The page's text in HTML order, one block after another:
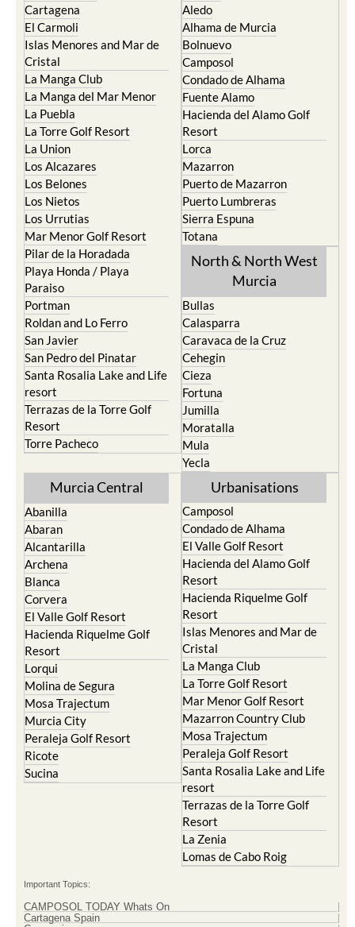
Cartagena
El Carmoli
Islas Menores and Mar de
Cristal
La Manga Club
La Manga del Mar Menor
La Puebla
La Torre Golf Resort
La Union
Los Alcazares
Los Belones
Los Nietos
Los Urrutias
Mar Menor Golf Resort
Pilar de la Horadada
Playa Honda / Playa
Paraiso
Portman
Roldan and Lo Ferro
San Javier
San Pedro del Pinatar
Santa Rosalia Lake and Life
resort
Terrazas de la Torre Golf
Resort
Torre Pacheco
Aledo
Alhama de Murcia
Bolnuevo
Camposol
Condado de Alhama
Fuente Alamo
Hacienda del Alamo Golf
Resort
Lorca
Mazarron
Puerto de Mazarron
Puerto Lumbreras
Sierra Espuna
Totana
North & North West
Murcia
Bullas
Calasparra
Caravaca de la Cruz
Cehegin
Cieza
Fortuna
Jumilla
Moratalla
Mula
Yecla
Murcia Central
Abanilla
Abaran
Alcantarilla
Archena
Blanca
Corvera
El Valle Golf Resort
Hacienda Riquelme Golf
Resort
Lorqui
Molina de Segura
Mosa Trajectum
Murcia City
Peraleja Golf Resort
Ricote
Sucina
Urbanisations
Camposol
Condado de Alhama
El Valle Golf Resort
Hacienda del Alamo Golf
Resort
Hacienda Riquelme Golf
Resort
Islas Menores and Mar de
Cristal
La Manga Club
La Torre Golf Resort
Mar Menor Golf Resort
Mazarron Country Club
Mosa Trajectum
Peraleja Golf Resort
Santa Rosalia Lake and Life
resort
Terrazas de la Torre Golf
Resort
La Zenia
Lomas de Cabo Roig
Important Topics:
CAMPOSOL TODAY Whats On
Cartagena Spain